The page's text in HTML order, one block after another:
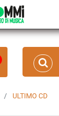
ULTIMO CD